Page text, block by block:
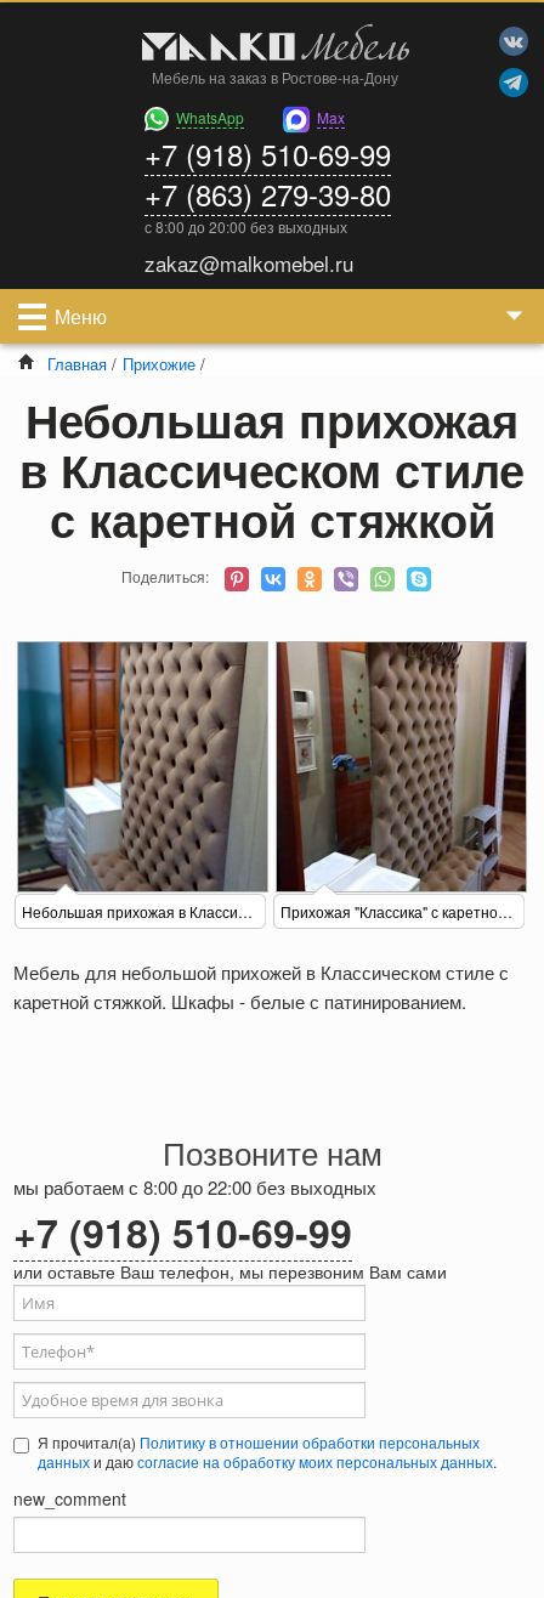
Мебель на заказ в Ростове-на-Дону
WhatsApp
Max
+7 (918) 510-69-99
+7 (863) 279-39-80
с 8:00 до 20:00 без выходных
zakaz@malkomebel.ru
Меню
Главная / Прихожие /
Небольшая прихожая
в Классическом стиле
с каретной стяжкой
Поделиться:
Небольшая прихожая в Классическом стиле Прихожая "Классика" с каретной стяжкой
Мебель для небольшой прихожей в Классическом стиле с
каретной стяжкой. Шкафы - белые с патинированием.
Позвоните нам
мы работаем с 8:00 до 22:00 без выходных
+7 (918) 510-69-99
или оставьте Ваш телефон, мы перезвоним Вам сами
Ваше имя
Телефон*
Удобное время для звонка
Я прочитал(а) Политику в отношении обработки персональных
данныхи даюсогласие на обработку моих персональных данных.
new_comment